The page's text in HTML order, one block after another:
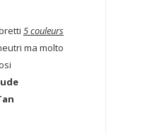
5 couleurs
ma molto